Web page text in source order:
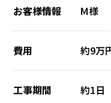
お客様情報 M様
費用 約9万
工事期間 約1日